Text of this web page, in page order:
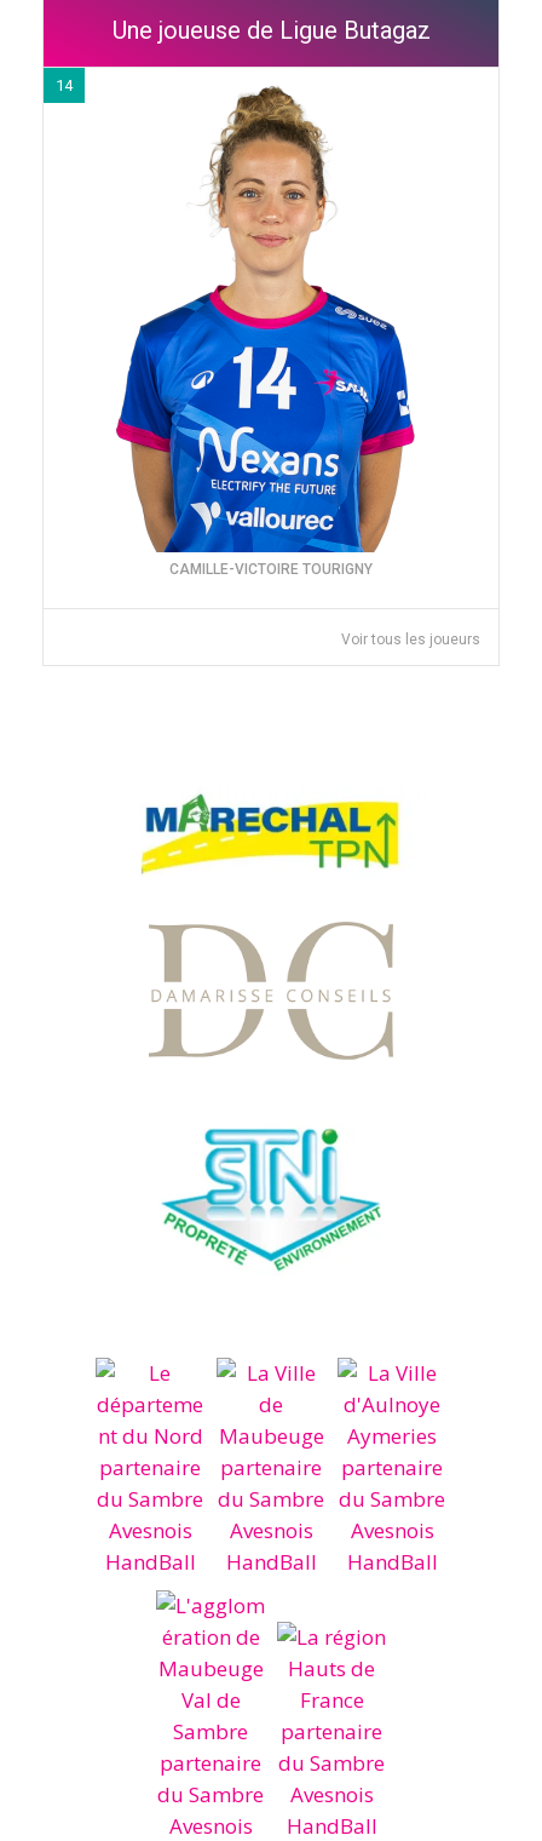
Une joueuse de Ligue Butagaz
14
CAMILLE-VICTOIRE TOURIGNY
Voir tous les joueurs